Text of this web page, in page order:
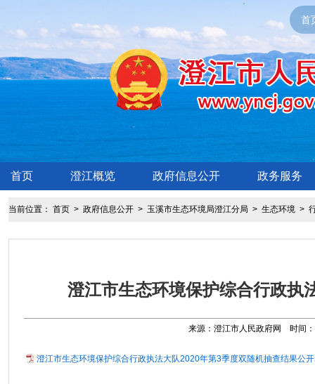
首
首页 澄江概览 政府信息公开 政务服务
当前位置： 首页> 政府信息公开> 玉溪市生态环境局澄江分局 > 生态环境>
澄江市生态环境保护综合行政执
来源：澄江市人民政府网 时间
澄江市生态环境保护综合行政执法大队2020年第3季度双随机抽查结果公